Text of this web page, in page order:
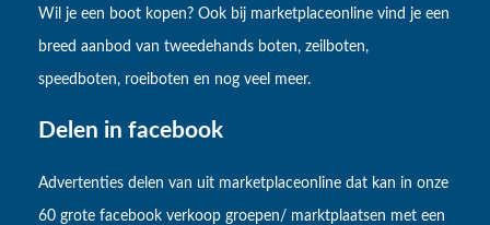
Wil je een boot kopen? Ook bij marketplaceonline vind je een
breed aanbod van tweedehands boten, zeilboten,
speedboten, roeiboten en nog veel meer.
Delen in facebook
Advertenties delen van uit marketplaceonline dat kan in onze
60 grote facebook verkoop groepen/ marktplaatsen met een